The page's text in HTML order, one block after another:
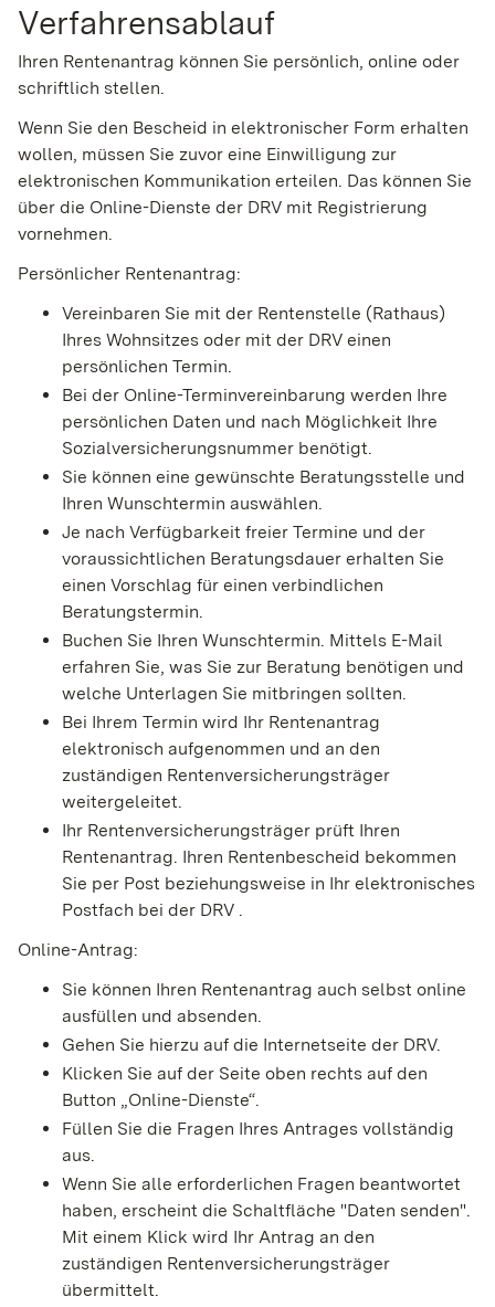
Verfahrensablauf
Ihren Rentenantrag können Sie persönlich, online oder
schriftlich stellen.
Wenn Sie den Bescheid in elektronischer Form erhalten
wollen, müssen Sie zuvor eine Einwilligung zur
elektronischen Kommunikation erteilen. Das können Sie
über die Online-Dienste der DRV mit Registrierung
vornehmen.
Persönlicher Rentenantrag:
Vereinbaren Sie mit der Rentenstelle (Rathaus)
Ihres Wohnsitzes oder mit der DRV einen
persönlichen Termin.
Bei der Online-Terminvereinbarung werden Ihre
persönlichen Daten und nach Möglichkeit Ihre
Sozialversicherungsnummer benötigt.
Sie können eine gewünschte Beratungsstelle und
Ihren Wunschtermin auswählen.
Je nach Verfügbarkeit freier Termine und der
voraussichtlichen Beratungsdauer erhalten Sie
einen Vorschlag für einen verbindlichen
Beratungstermin.
Buchen Sie Ihren Wunschtermin. Mittels E-Mail
erfahren Sie, was Sie zur Beratung benötigen und
welche Unterlagen Sie mitbringen sollten.
Bei Ihrem Termin wird Ihr Rentenantrag
elektronisch aufgenommen und an den
zuständigen Rentenversicherungsträger
weitergeleitet.
Ihr Rentenversicherungsträger prüft Ihren
Rentenantrag. Ihren Rentenbescheid bekommen
Sie per Post beziehungsweise in Ihr elektronisches
Postfach bei der DRV .
Online-Antrag:
Sie können Ihren Rentenantrag auch selbst online
ausfüllen und absenden.
Gehen Sie hierzu auf die Internetseite der DRV.
Klicken Sie auf der Seite oben rechts auf den
Button „Online-Dienste“.
Füllen Sie die Fragen Ihres Antrages vollständig
aus.
Wenn Sie alle erforderlichen Fragen beantwortet
haben, erscheint die Schaltfläche "Daten senden".
Mit einem Klick wird Ihr Antrag an den
zuständigen Rentenversicherungsträger
übermittelt.